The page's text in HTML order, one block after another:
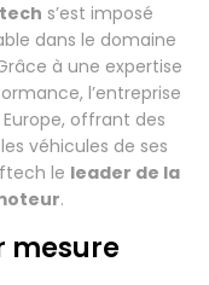
s’est imposé
dans le domaine
à une expertise
l’entreprise
offrant des
véhicules de ses
le leader de la
.
mesure